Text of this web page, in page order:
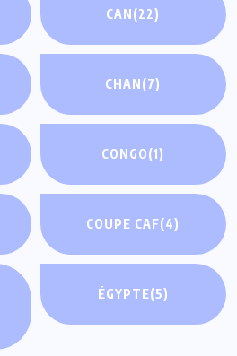
CAN(22)
CHAN(7)
CONGO(1)
COUPE CAF(4)
ÉGYPTE(5)